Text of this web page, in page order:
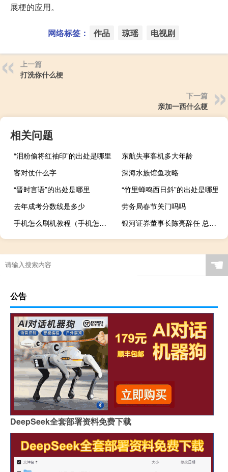
展梗的应用。
网络标签： 作品 琼瑶 电视剧
上一篇
打洗你什么梗
下一篇
亲加一西什么梗
相关问题
“泪粉偷将红袖印”的出处是哪里
东航失事客机多大年龄
客对仗什么字
深海水族馆鱼攻略
“晋时言语”的出处是哪里
“竹里蝉鸣西日斜”的出处是哪里
去年成考分数线是多少
劳务局春节关门吗吗
手机怎么刷机教程（手机怎么刷机）
银河证券董事长陈亮辞任 总裁王晟代行董事长职责
☚
公告
DeepSeek全套部署资料免费下载